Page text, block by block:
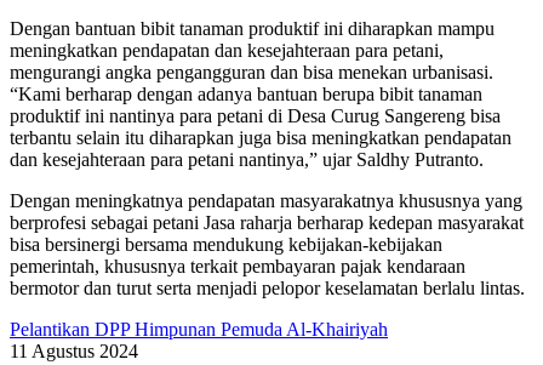
Dengan bantuan bibit tanaman produktif ini diharapkan mampu
meningkatkan pendapatan dan kesejahteraan para petani,
mengurangi angka pengangguran dan bisa menekan urbanisasi.
“Kami berharap dengan adanya bantuan berupa bibit tanaman
produktif ini nantinya para petani di Desa Curug Sangereng bisa
terbantu selain itu diharapkan juga bisa meningkatkan pendapatan
dan kesejahteraan para petani nantinya,” ujar Saldhy Putranto.
Dengan meningkatnya pendapatan masyarakatnya khususnya yang
berprofesi sebagai petani Jasa raharja berharap kedepan masyarakat
bisa bersinergi bersama mendukung kebijakan-kebijakan
pemerintah, khususnya terkait pembayaran pajak kendaraan
bermotor dan turut serta menjadi pelopor keselamatan berlalu lintas.
Pelantikan DPP Himpunan Pemuda Al-Khairiyah
11 Agustus 2024